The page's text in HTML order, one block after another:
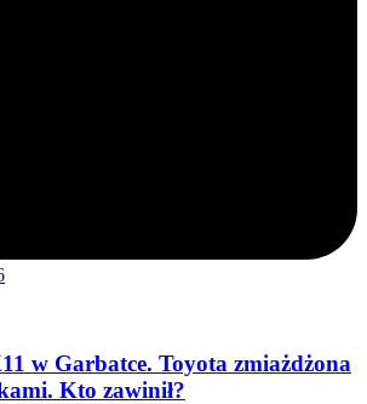
w Garbatce. Toyota zmiażdżona
Kto zawinił?